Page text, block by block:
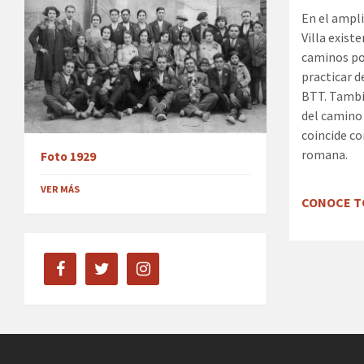
En el
Villa
caminos
practicar
BTT.
del
coincide
romana.
CONOCE
Foto 1929
VER MÁS
facebook twitter instagram